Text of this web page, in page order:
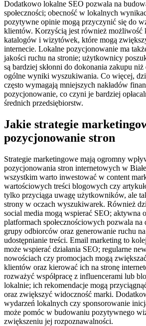
Dodatkowo lokalne SEO pozwala na
społeczności; obecność w lokalnych
pozytywne opinie mogą przyczynić się do
klientów. Korzyścią jest również możliwość
katalogów i wizytówek, które mogą
internecie. Lokalne pozycjonowanie ma
jakości ruchu na stronie; użytkownicy
są bardziej skłonni do dokonania zakupu
ogólne wyniki wyszukiwania. Co więcej,
często wymagają mniejszych nakładów
pozycjonowanie, co czyni je bardziej
średnich przedsiębiorstw.
Jakie strategie
pozycjonowanie stron
Strategie marketingowe mają ogromny
pozycjonowania stron internetowych w
wszystkim warto inwestować w content
wartościowych treści blogowych czy
tylko przyciąga uwagę użytkowników, ale
strony w oczach wyszukiwarek. Również
social media mogą wspierać SEO; aktywna
platformach społecznościowych pozwala na
grupy odbiorców oraz generowanie ruchu
udostępnianie treści. Email marketing to
może wspierać działania SEO; regularne
nowościach czy promocjach mogą
klientów oraz kierować ich na stronę
rozważyć współpracę z influencerami lub
lokalnie; ich rekomendacje mogą
oraz zwiększyć widoczność marki.
wydarzeń lokalnych czy sponsorowanie
może pomóc w budowaniu pozytywnego
zwiększeniu jej rozpoznawalności.